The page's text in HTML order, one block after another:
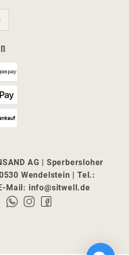
AG | Sperbersloher
Wendelstein | Tel.:
Mail: info@sitwell.de